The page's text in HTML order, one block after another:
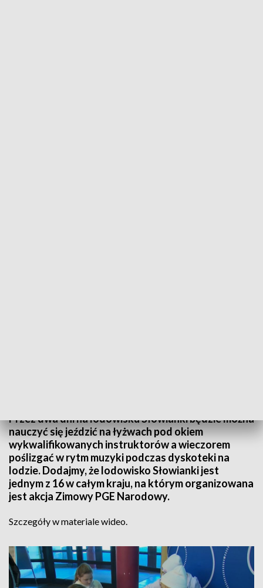
Przez dwa dni na lodowisku Słowianki będzie można
nauczyć się jeździć na łyżwach pod okiem
wykwalifikowanych instruktorów a wieczorem
poślizgać w rytm muzyki podczas dyskoteki na
lodzie. Dodajmy, że lodowisko Słowianki jest
jednym z 16 w całym kraju, na którym organizowana
jest akcja Zimowy PGE Narodowy.
Szczegóły w materiale wideo.